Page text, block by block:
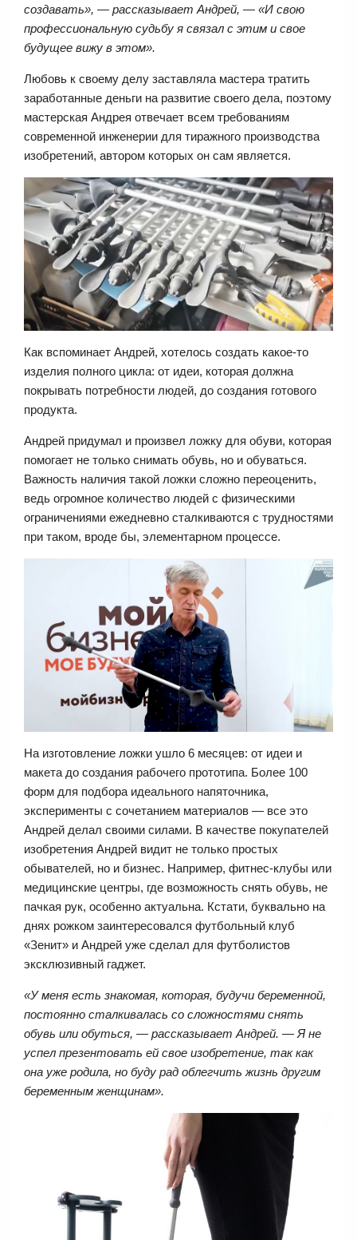
создавать», — рассказывает Андрей, — «И свою
профессиональную судьбу я связал с этим и свое
будущее вижу в этом».
Любовь к своему делу заставляла мастера тратить
заработанные деньги на развитие своего дела, поэтому
мастерская Андрея отвечает всем требованиям
современной инженерии для тиражного производства
изобретений, автором которых он сам является.
Как вспоминает Андрей, хотелось создать какое-то
изделия полного цикла: от идеи, которая должна
покрывать потребности людей, до создания готового
продукта.
Андрей придумал и произвел ложку для обуви, которая
помогает не только снимать обувь, но и обуваться.
Важность наличия такой ложки сложно переоценить,
ведь огромное количество людей с физическими
ограничениями ежедневно сталкиваются с трудностями
при таком, вроде бы, элементарном процессе.
На изготовление ложки ушло 6 месяцев: от идеи и
макета до создания рабочего прототипа. Более 100
форм для подбора идеального напяточника,
эксперименты с сочетанием материалов — все это
Андрей делал своими силами. В качестве покупателей
изобретения Андрей видит не только простых
обывателей, но и бизнес. Например, фитнес-клубы или
медицинские центры, где возможность снять обувь, не
пачкая рук, особенно актуальна. Кстати, буквально на
днях рожком заинтересовался футбольный клуб
«Зенит» и Андрей уже сделал для футболистов
эксклюзивный гаджет.
«У меня есть знакомая, которая, будучи беременной,
постоянно сталкивалась со сложностями снять
обувь или обуться, — рассказывает Андрей. — Я не
успел презентовать ей свое изобретение, так как
она уже родила, но буду рад облегчить жизнь другим
беременным женщинам».